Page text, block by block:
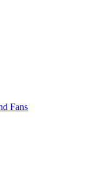
Fans